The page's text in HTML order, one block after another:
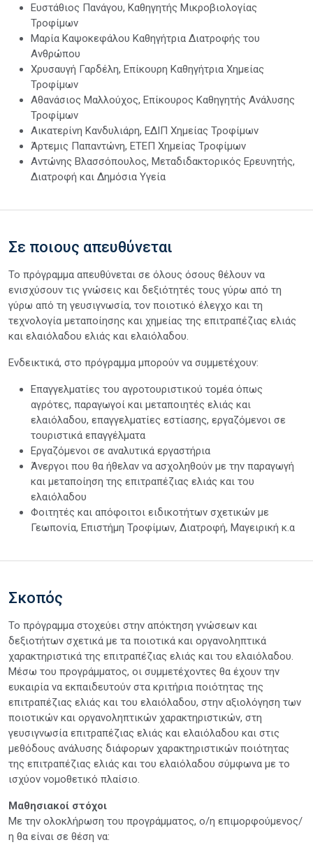
Ευστάθιος Πανάγου, Καθηγητής Μικροβιολογίας
Τροφίμων
Μαρία Καψοκεφάλου Καθηγήτρια Διατροφής του
Ανθρώπου
Χρυσαυγή Γαρδέλη, Επίκουρη Καθηγήτρια Χημείας
Τροφίμων
Αθανάσιος Μαλλούχος, Επίκουρος Καθηγητής Ανάλυσης
Τροφίμων
Αικατερίνη Κανδυλιάρη, ΕΔΙΠ Χημείας Τροφίμων
Άρτεμις Παπαντώνη, ΕΤΕΠ Χημείας Τροφίμων
Αντώνης Βλασσόπουλος, Μεταδιδακτορικός Ερευνητής,
Διατροφή και Δημόσια Υγεία
Σε ποιους απευθύνεται
Το πρόγραμμα απευθύνεται σε όλους όσους θέλουν να
ενισχύσουν τις γνώσεις και δεξιότητές τους γύρω από τη
γύρω από τη γευσιγνωσία, τον ποιοτικό έλεγχο και τη
τεχνολογία μεταποίησης και χημείας της επιτραπέζιας ελιάς
και ελαιόλαδου ελιάς και ελαιόλαδου.
Ενδεικτικά, στο πρόγραμμα μπορούν να συμμετέχουν:
Επαγγελματίες του αγροτουριστικού τομέα όπως
αγρότες, παραγωγοί και μεταποιητές ελιάς και
ελαιόλαδου, επαγγελματίες εστίασης, εργαζόμενοι σε
τουριστικά επαγγέλματα
Εργαζόμενοι σε αναλυτικά εργαστήρια
Άνεργοι που θα ήθελαν να ασχοληθούν με την παραγωγή
και μεταποίηση της επιτραπέζιας ελιάς και του
ελαιόλαδου
Φοιτητές και απόφοιτοι ειδικοτήτων σχετικών με
Γεωπονία, Επιστήμη Τροφίμων, Διατροφή, Μαγειρική κ.α
Σκοπός
Το πρόγραμμα στοχεύει στην απόκτηση γνώσεων και
δεξιοτήτων σχετικά με τα ποιοτικά και οργανοληπτικά
χαρακτηριστικά της επιτραπέζιας ελιάς και του ελαιόλαδου.
Μέσω του προγράμματος, οι συμμετέχοντες θα έχουν την
ευκαιρία να εκπαιδευτούν στα κριτήρια ποιότητας της
επιτραπέζιας ελιάς και του ελαιόλαδου, στην αξιολόγηση των
ποιοτικών και οργανοληπτικών χαρακτηριστικών, στη
γευσιγνωσία επιτραπέζιας ελιάς και ελαιόλαδου και στις
μεθόδους ανάλυσης διάφορων χαρακτηριστικών ποιότητας
της επιτραπέζιας ελιάς και του ελαιόλαδου σύμφωνα με το
ισχύον νομοθετικό πλαίσιο.
Μαθησιακοί στόχοι
Με την ολοκλήρωση του προγράμματος, ο/η επιμορφούμενος/
η θα είναι σε θέση να: